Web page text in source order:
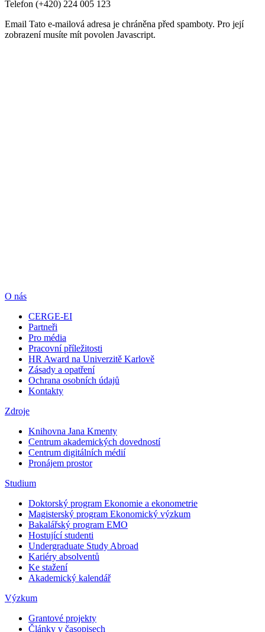
Telefon (+420) 224 005 123
Email Tato e-mailová adresa je chráněna před spamboty. Pro její
zobrazení musíte mít povolen Javascript.
O nás
CERGE-EI
Partneři
Pro média
Pracovní příležitosti
HR Award na Univerzitě Karlově
Zásady a opatření
Ochrana osobních údajů
Kontakty
Zdroje
Knihovna Jana Kmenty
Centrum akademických dovedností
Centrum digitálních médií
Pronájem prostor
Studium
Doktorský program Ekonomie a ekonometrie
Magisterský program Ekonomický výzkum
Bakalářský program EMO
Hostující studenti
Undergraduate Study Abroad
Kariéry absolventů
Ke stažení
Akademický kalendář
Výzkum
Grantové projekty
Články v časopisech